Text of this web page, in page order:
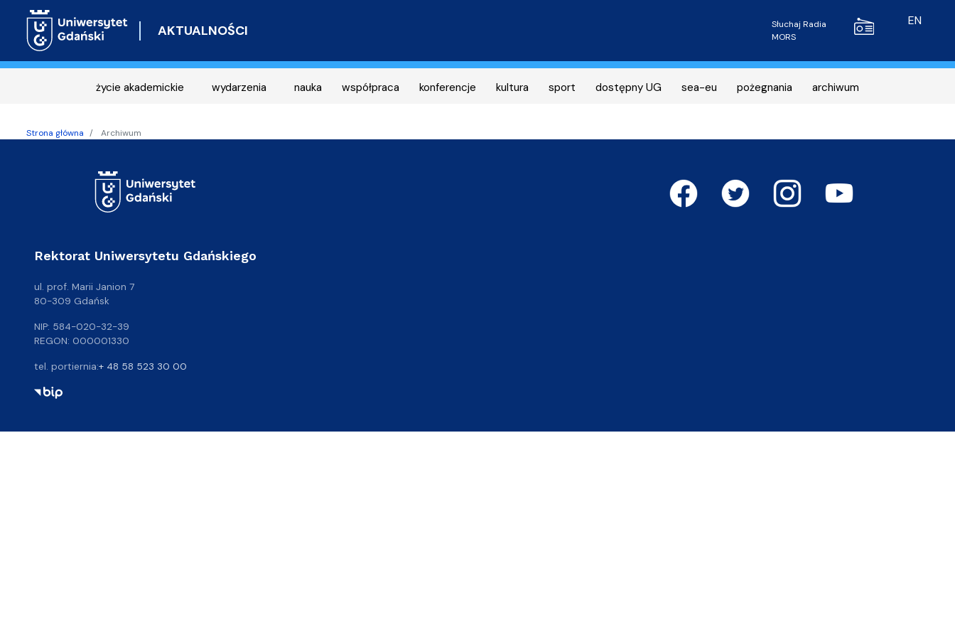
AKTUALNOŚCI Radio MORS
Słuchaj Radia
MORS
EN
życie akademickie wydarzenia nauka współpraca konferencje kultura sport dostępny UG sea-eu pożegnania archiwum
Strona główna Archiwum
Rektorat Uniwersytetu Gdańskiego
ul. prof. Marii Janion 7
80-309 Gdańsk
NIP: 584-020-32-39
REGON: 000001330
tel. portiernia:+ 48 58 523 30 00